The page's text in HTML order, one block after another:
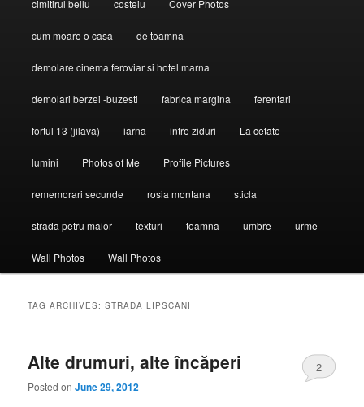
cimitirul bellu costeiu Cover Photos
cum moare o casa de toamna
demolare cinema feroviar si hotel marna
demolari berzei -buzesti fabrica margina ferentari
fortul 13 (jilava) iarna intre ziduri La cetate
lumini Photos of Me Profile Pictures
rememorari secunde rosia montana sticla
strada petru maior texturi toamna umbre urme
Wall Photos Wall Photos
TAG ARCHIVES:STRADA LIPSCANI
Alte drumuri, alte încăperi
Posted onJune 29, 2012
2